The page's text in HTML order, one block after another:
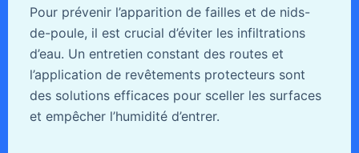
Pour prévenir l’apparition de failles et de nids-
de-poule, il est crucial d’éviter les infiltrations
d’eau. Un entretien constant des routes et
l’application de revêtements protecteurs sont
des solutions efficaces pour sceller les surfaces
et empêcher l’humidité d’entrer.